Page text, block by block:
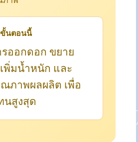
ขั้นตอนนี้
ออกดอก ขยาย
พิ่มน้ำหนัก และ
ภาพผลผลิต เพื่อ
นสูงสุด